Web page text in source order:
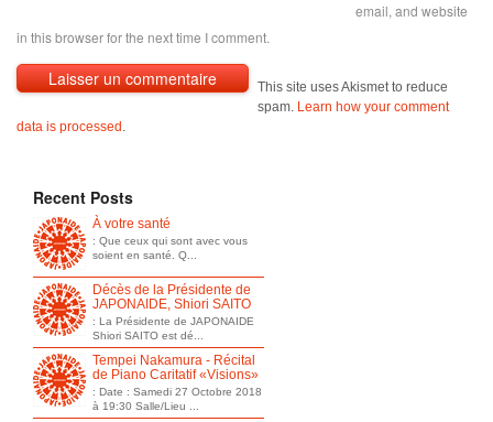
email, and website
in this browser for the next time I comment.
This site uses Akismet to reduce
spam. Learn how your comment
data is processed .
Recent Posts
À votre santé
: Que ceux qui sont avec vous
soient en santé. Q...
Décès de la Présidente de
JAPONAIDE, Shiori SAITO
: La Présidente de JAPONAIDE
Shiori SAITO est dé...
Tempei Nakamura - Récital
de Piano Caritatif «Visions»
: Date : Samedi 27 Octobre 2018
à 19:30 Salle/Lieu ...